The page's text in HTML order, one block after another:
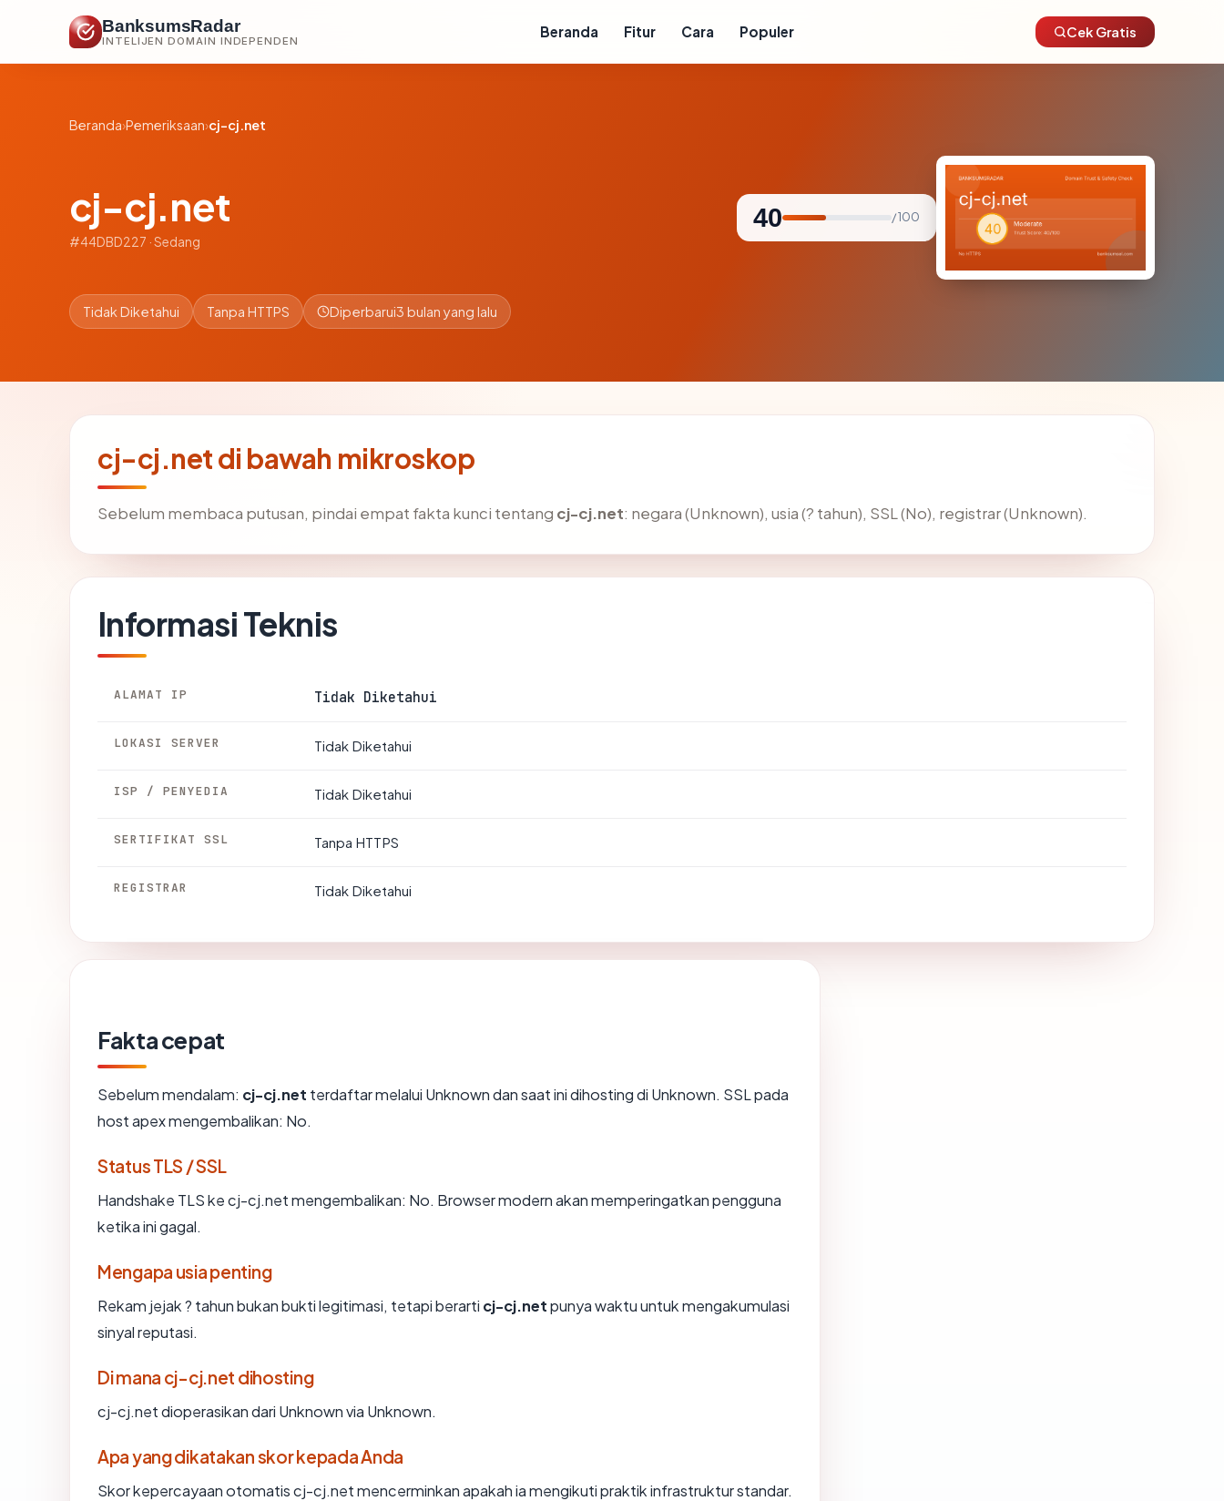
BanksumsRadar
INTELIJEN DOMAIN INDEPENDEN
Beranda Fitur Cara Populer Cek Gratis
Beranda›Pemeriksaan›cj-cj.net
cj-cj.net
#44DBD227 · Sedang
40 / 100
Tidak Diketahui Tanpa HTTPS Diperbarui3 bulan yang lalu
cj-cj.net di bawah mikroskop
Sebelum membaca putusan, pindai empat fakta kunci tentang cj-cj.net: negara (Unknown), usia (? tahun), SSL (No), registrar (Unknown).
Informasi Teknis
ALAMAT IP Tidak Diketahui
LOKASI SERVER Tidak Diketahui
ISP / PENYEDIA Tidak Diketahui
SERTIFIKAT SSL Tanpa HTTPS
REGISTRAR Tidak Diketahui
Fakta cepat
Sebelum mendalam: cj-cj.net terdaftar melalui Unknown dan saat ini dihosting di Unknown. SSL pada
host apex mengembalikan: No.
Status TLS / SSL
Handshake TLS ke cj-cj.net mengembalikan: No. Browser modern akan memperingatkan pengguna
ketika ini gagal.
Mengapa usia penting
Rekam jejak ? tahun bukan bukti legitimasi, tetapi berarti cj-cj.netpunya waktu untuk mengakumulasi
sinyal reputasi.
Di mana cj-cj.net dihosting
cj-cj.net dioperasikan dari Unknown via Unknown.
Apa yang dikatakan skor kepada Anda
Skor kepercayaan otomatis cj-cj.net mencerminkan apakah ia mengikuti praktik infrastruktur standar.